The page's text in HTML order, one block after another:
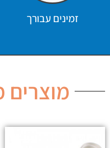
זמינים עבורך
מוצרים